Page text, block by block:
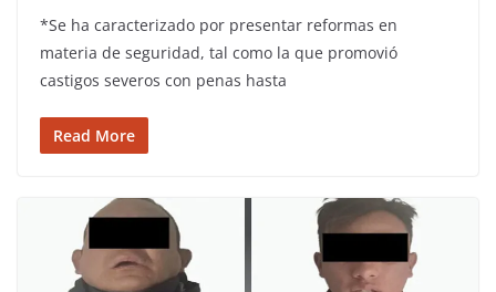
*Se ha caracterizado por presentar reformas en
materia de seguridad, tal como la que promovió
castigos severos con penas hasta
Read More